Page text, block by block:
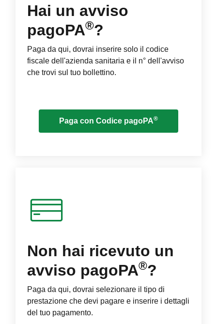
Hai un avviso
pagoPA®?
Paga da qui, dovrai inserire solo il codice
fiscale dell'azienda sanitaria e il n° dell'avviso
che trovi sul tuo bollettino.
Paga con Codice pagoPA®
Non hai ricevuto un
avviso pagoPA®?
Paga da qui, dovrai selezionare il tipo di
prestazione che devi pagare e inserire i dettagli
del tuo pagamento.